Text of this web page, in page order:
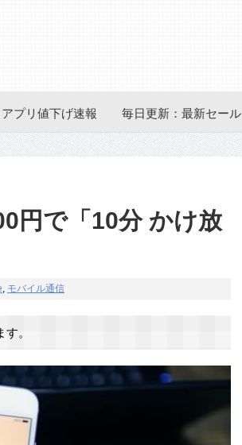
プリ値下げ速報 毎日更新：最新セール
円で「10分 かけ放
, モバイル通信
。